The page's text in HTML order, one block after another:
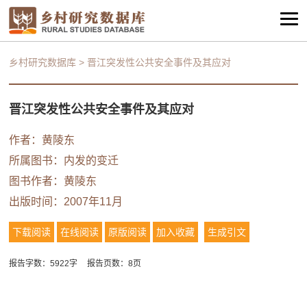
乡村研究数据库 > 晋江突发性公共安全事件及其应对
晋江突发性公共安全事件及其应对
作者：黄陵东
所属图书： 内发的变迁
图书作者：黄陵东
出版时间：2007年11月
下载阅读 在线阅读 原版阅读 加入收藏 生成引文
报告字数：5922字 报告页数：8页